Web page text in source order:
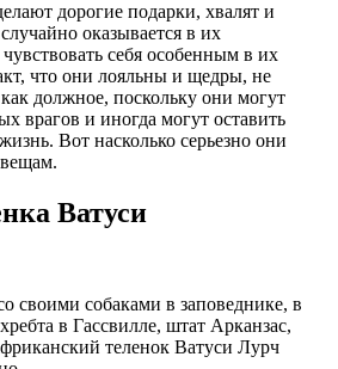
дорогие подарки, хвалят и
оказывается в их
себя особенным в их
что они лояльны и щедры, не
должное, поскольку они могут
врагов и иногда могут оставить
Вот насколько серьезно они
Ватуси
своими собаками в заповеднике, в
в Гассвилле, штат Арканзас,
теленок Ватуси Лурч